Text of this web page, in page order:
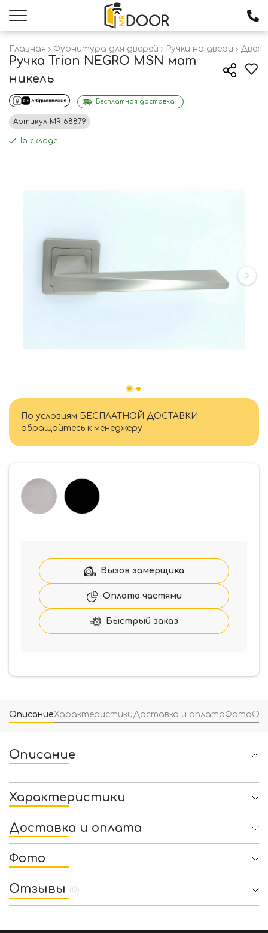
Главная Фурнитура для дверей Ручки на двери
Ручка Trion NEGRO MSN мат
никель
Бесплатная доставка
Артикул MR-68879
На складе
По условиям БЕСПЛАТНОЙ ДОСТАВКИ
обращайтесь к менеджеру
Вызов замерщика
Оплата частями
Быстрый заказ
ОписаниеХарактеристикиДоставка и оплатаФото
Описание
Характеристики
Доставка и оплата
Фото
Отзывы (0)